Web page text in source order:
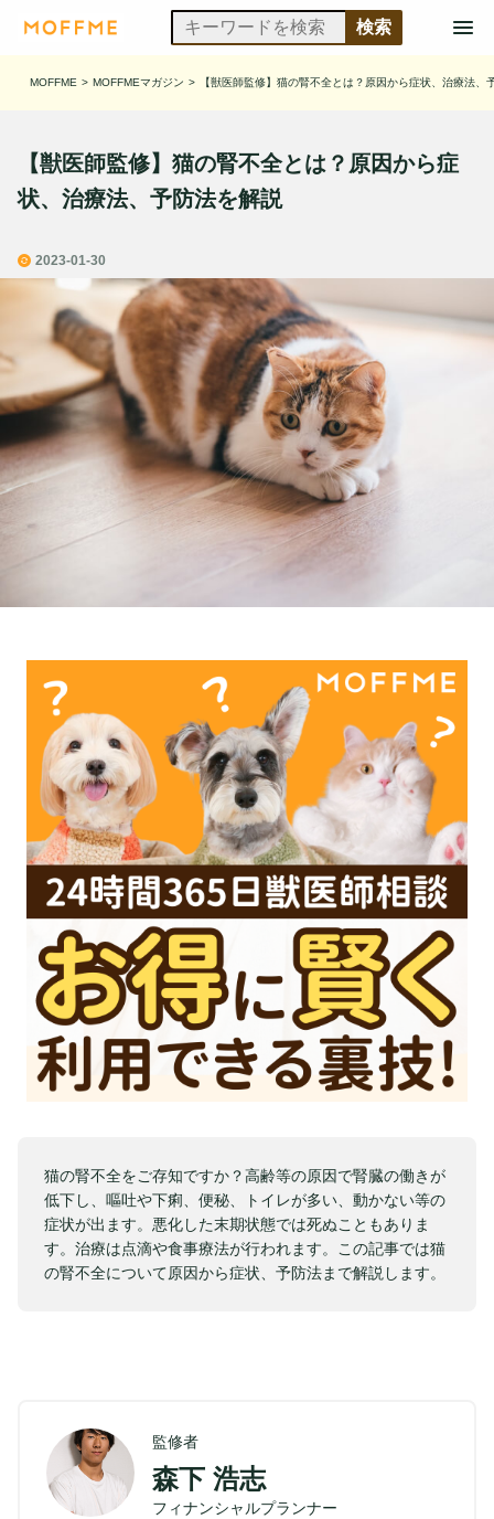
MOFFME > MOFFMEマガジン > 【獣医師監修】猫の腎不全とは？原因から症状、治療法、
【獣医師監修】猫の腎不全とは？原因から症
状、治療法、予防法を解説
2023-01-30
猫の腎不全をご存知ですか？高齢等の原因で腎臓の働きが
低下し、嘔吐や下痢、便秘、トイレが多い、動かない等の
症状が出ます。悪化した末期状態では死ぬこともありま
す。治療は点滴や食事療法が行われます。この記事では猫
の腎不全について原因から症状、予防法まで解説します。
監修者
森下 浩志
フィナンシャルプランナー